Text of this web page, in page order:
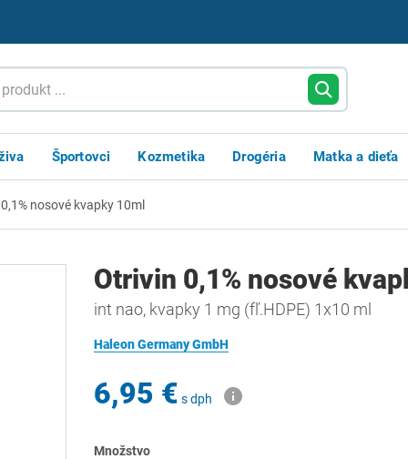
Športovci Kozmetika Drogéria Matka a dieťa
nosové kvapky 10ml
Otrivin 0,1% nosové
int nao, kvapky 1 mg (fľ.HDPE) 1x10 ml
Haleon Germany GmbH
6,95 € s dph
Množstvo